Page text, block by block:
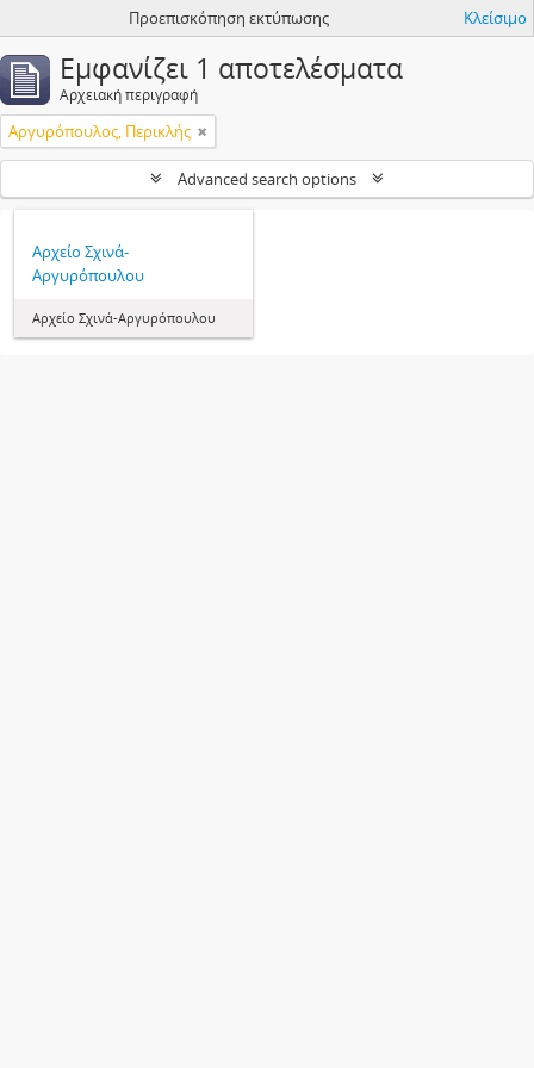
Προεπισκόπηση εκτύπωσης Κλείσιμο
Εμφανίζει 1 αποτελέσματα
Αρχειακή περιγραφή
Αργυρόπουλος, Περικλής
Advanced search options
Αρχείο Σχινά-
Αργυρόπουλου
Αρχείο Σχινά-Αργυρόπουλου